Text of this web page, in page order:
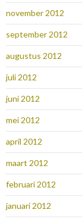
november 2012
september 2012
augustus 2012
juli 2012
juni 2012
mei 2012
april 2012
maart 2012
februari 2012
januari 2012